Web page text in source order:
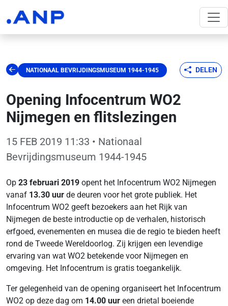
NATIONAAL BEVRIJDINGSMUSEUM 1944-1945 DELEN
Opening Infocentrum WO2
Nijmegen en flitslezingen
15 FEB 2019 11:33 • Nationaal
Bevrijdingsmuseum 1944-1945
Op 23 februari 2019 opent het Infocentrum WO2 Nijmegen
vanaf 13.30 uur de deuren voor het grote publiek. Het
Infocentrum WO2 geeft bezoekers aan het Rijk van
Nijmegen de beste introductie op de verhalen, historisch
erfgoed, evenementen en musea die de regio te bieden heeft
rond de Tweede Wereldoorlog. Zij krijgen een levendige
ervaring van wat WO2 betekende voor Nijmegen en
omgeving. Het Infocentrum is gratis toegankelijk.
Ter gelegenheid van de opening organiseert het Infocentrum
WO2 op deze dag om 14.00 uur een drietal boeiende